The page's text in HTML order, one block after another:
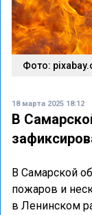
Фото:
18 марта 2025 18:12
В
В Самарской
пожаров и
в Ленинском